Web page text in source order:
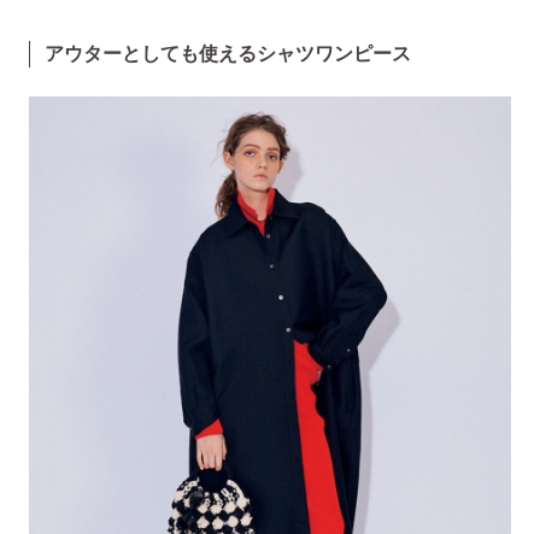
アウターとしても使えるシャツワンピース